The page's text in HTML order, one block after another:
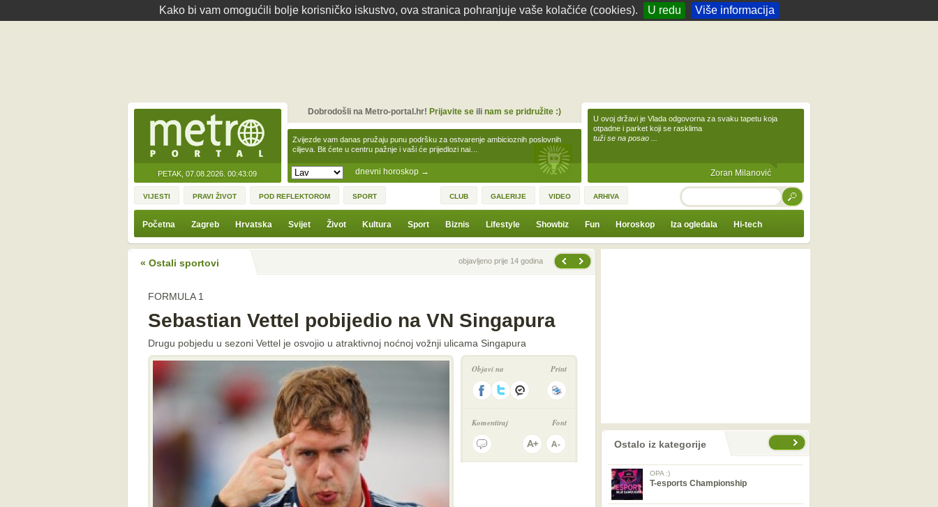
Kako bi vam omogućili bolje korisničko iskustvo, ova stranica pohranjuje vaše kolačiće (cookies). U redu Više informacija
PETAK, 07.08.2026. 00:43:09 dnevni horoskop →
Zvijezde vam danas pružaju punu podršku za ostvarenje ambicioznih poslovnih
ciljeva. Bit ćete u centru pažnje i vaši će prijedlozi nai…
Dobrodošli na Metro-portal.hr! Prijavite seili nam se pridružite :)
U ovoj državi je Vlada odgovorna za svaku tapetu koja
otpadne i parket koji se rasklima
tuži se na posao ...
Zoran Milanović
VIJESTI PRAVI ŽIVOT POD REFLEKTOROM SPORT CLUB GALERIJE VIDEO ARHIVA TRAŽI
Početna Zagreb Hrvatska Svijet Život Kultura Sport Biznis Lifestyle Showbiz Fun Horoskop Iza ogledala Hi-tech
« Ostali sportovi objavljeno prije 14 godina
FORMULA 1
Sebastian Vettel pobijedio na VN Singapura
Drugu pobjedu u sezoni Vettel je osvojio u atraktivnoj noćnoj vožnji ulicama Singapura
Objavi na Print
Komentiraj Font
prethodno Ostalo iz kategorije
OPA :)
T-esports Championship